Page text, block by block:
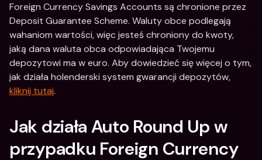
Foreign Currency Savings Accounts są chronione przez
Deposit Guarantee Scheme. Waluty obce podlegają
wahaniom wartości, więc jesteś chroniony do kwoty,
jaką dana waluta obca odpowiadająca Twojemu
depozytowi ma w euro. Aby dowiedzieć się więcej o tym,
kliknij tutaj.
Jak działa Auto Round Up w
przypadku Foreign Currency